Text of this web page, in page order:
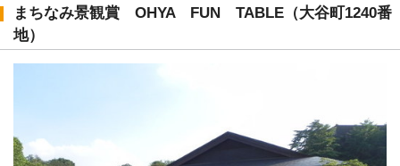
まちなみ景観賞 OHYA FUN TABLE（大谷町1240番
地）